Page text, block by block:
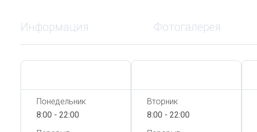
Информация Фотогалерея
Понедельник
8:00 - 22:00
Вторник
8:00 - 22:00